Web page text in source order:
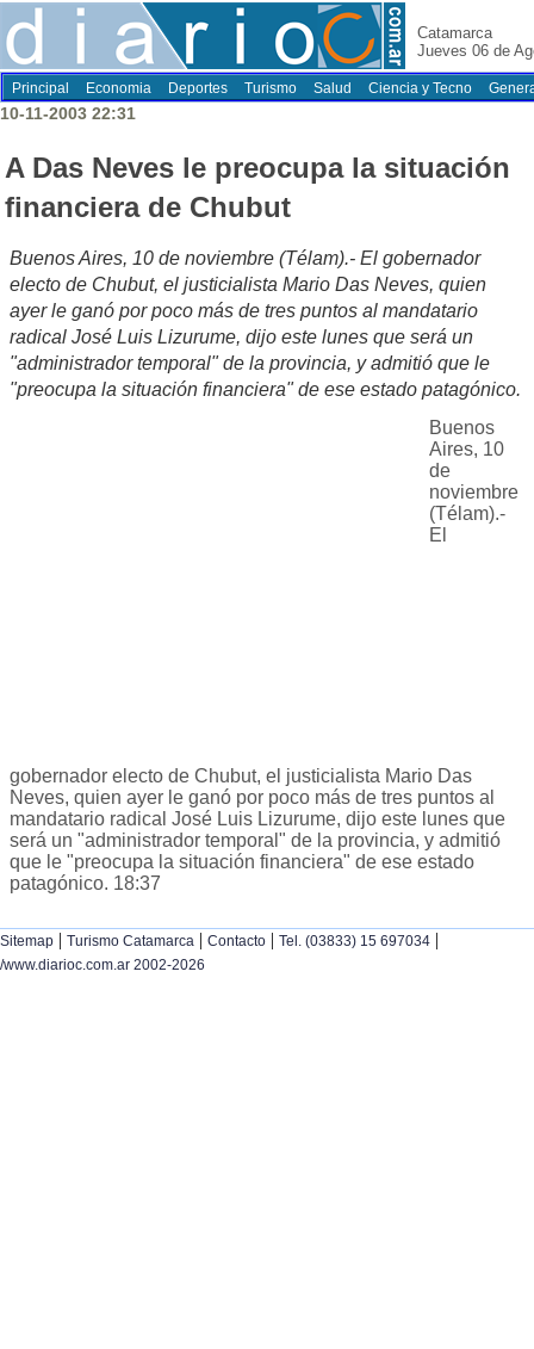
Catamarca
Jueves 06 de
Principal Economia Deportes Turismo Salud Ciencia y Tecno
10-11-2003 22:31
A Das Neves le preocupa la situación
financiera de Chubut
Buenos Aires, 10 de noviembre (Télam).- El gobernador
electo de Chubut, el justicialista Mario Das Neves, quien
ayer le ganó por poco más de tres puntos al mandatario
radical José Luis Lizurume, dijo este lunes que será un
"administrador temporal" de la provincia, y admitió que le
"preocupa la situación financiera" de ese estado patagónico.
Buenos
Aires, 10
de
noviembre
(Télam).-
El
gobernador electo de Chubut, el justicialista Mario Das
Neves, quien ayer le ganó por poco más de tres puntos al
mandatario radical José Luis Lizurume, dijo este lunes que
será un "administrador temporal" de la provincia, y admitió
que le "preocupa la situación financiera" de ese estado
patagónico. 18:37
Sitemap | Turismo Catamarca | Contacto | Tel. (03833) 15 697034 |
/www.diarioc.com.ar 2002-2026